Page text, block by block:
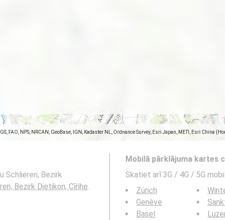
FAO, NPS, NRCAN, GeoBase, IGN, Kadaster NL, Ordnance Survey, Esri Japan, METI, Esri China
Schlieren, Bezirk
Bezirk Dietikon, Cīrihe.
Mobilā pārklājuma kartes
Skatiet arī 3G / 4G / 5G
Zürich
Genève
Basel